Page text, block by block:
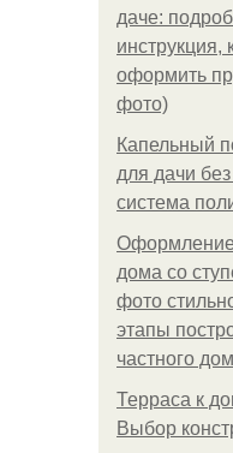
даче:
инструкция,
оформить
фото)
Капельный
для дачи
система
Оформление
дома со
фото
этапы
частного
Терраса к
Выбор